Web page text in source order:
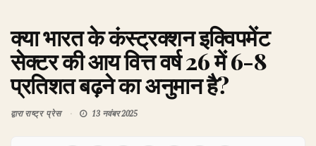
क्या भारत के कंस्ट्रक्शन इक्विपमेंट
सेक्टर की आय वित्त वर्ष 26 में 6-8
प्रतिशत बढ़ने का अनुमान है?
द्वाराराष्ट्र प्रेस 13 नवंबर 2025